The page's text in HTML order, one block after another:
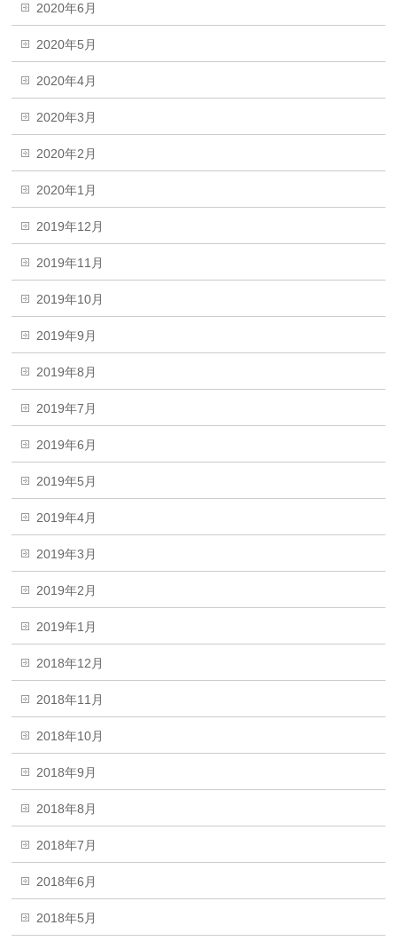
2020年6月
2020年5月
2020年4月
2020年3月
2020年2月
2020年1月
2019年12月
2019年11月
2019年10月
2019年9月
2019年8月
2019年7月
2019年6月
2019年5月
2019年4月
2019年3月
2019年2月
2019年1月
2018年12月
2018年11月
2018年10月
2018年9月
2018年8月
2018年7月
2018年6月
2018年5月